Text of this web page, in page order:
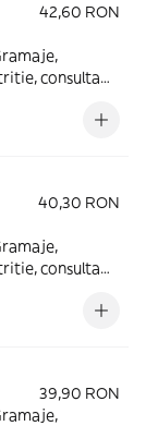
42,60 RON
consulta
40,30 RON
consulta
39,90 RON